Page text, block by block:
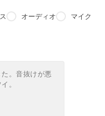
オーディオ
マイク